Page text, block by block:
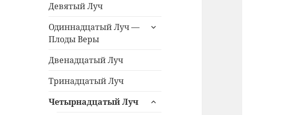
Девятый Луч
Одиннадцатый Луч —
Плоды Веры
раскрыть
Двенадцатый Луч
Тринадцатый Луч
Четырнадцатый Луч
раскрыть